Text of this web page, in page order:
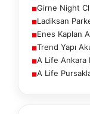
■Girne Night
■Ladiksan
■Enes Kaplan
■Trend Yapı
■A Life Ankara
■A Life